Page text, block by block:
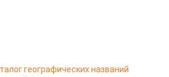
географических названий